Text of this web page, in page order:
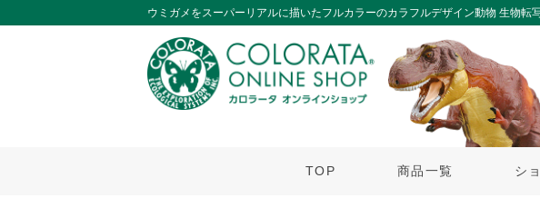
ウミガメをスーパーリアルに描いたフルカラーのカラフルデザイン動物 生物転
TOP 商品一覧 シ